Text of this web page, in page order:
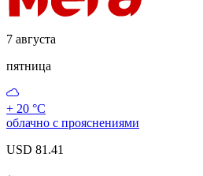
7 августа
пятница
+ 20 °С
облачно с прояснениями
USD 81.41